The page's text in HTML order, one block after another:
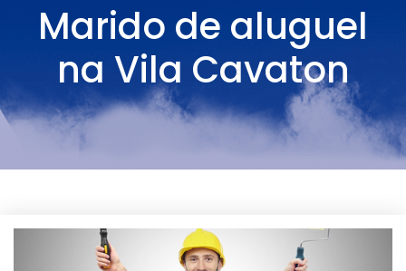
Marido de aluguel
na Vila Cavaton